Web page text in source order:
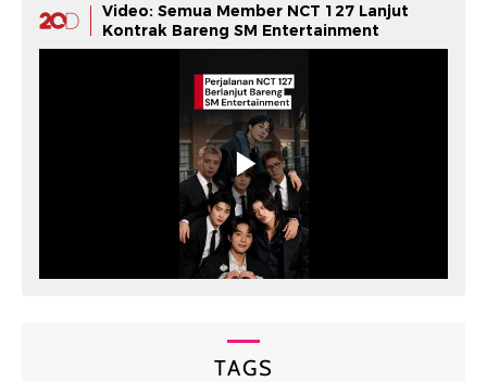
Video: Semua Member NCT 127 Lanjut
Kontrak Bareng SM Entertainment
TAGS